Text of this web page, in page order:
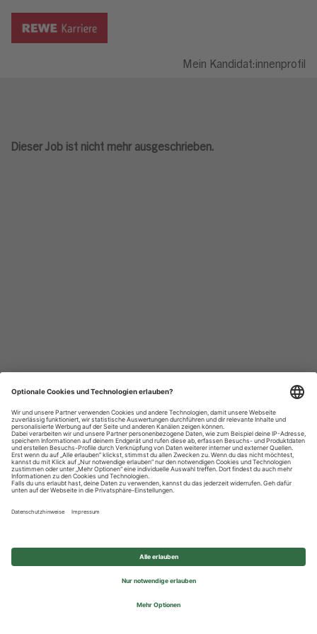
Mein Kandidat:innenprofil
Dieser Job ist nicht mehr ausgeschrieben.
Datenschutzhinweise
Impressum
Privatsphäre-Einstellungen
© 2026 REWE Group - All rights reserved